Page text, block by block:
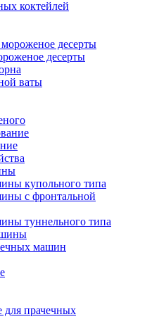
коктейлей
десерты
ваты
купольного типа
с фронтальной
туннельного типа
машин
прачечных